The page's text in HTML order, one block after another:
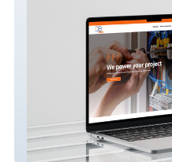
DB Electric